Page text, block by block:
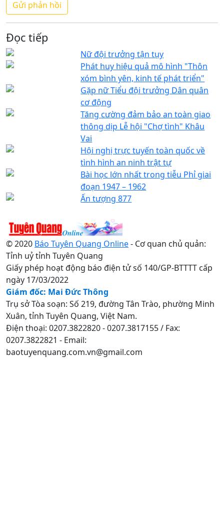
Đọc tiếp
Nữ đội trưởng tận tụy
Phát huy hiệu quả mô hình "Thôn
xóm bình yên, kinh tế phát triển"
Gặp nữ Tiểu đội trưởng Dân quân
cơ động
Tăng cường đảm bảo an toàn giao
thông dịp Lễ hội "Chợ tình" Khâu
Vai
Hội nghị trực tuyến toàn quốc về
tình hình an ninh trật tự
Bài học lớn nhất trong tiễu Phỉ giai
đoạn 1947 – 1962
Ấn tượng 877
© 2020 Báo Tuyên Quang Online- Cơ quan chủ quản:
Tỉnh uỷ tỉnh Tuyên Quang
Giấy phép hoạt động báo điện tử số 140/GP-BTTTT cấp
ngày 17/03/2022
Giám đốc: Mai Đức Thông
Trụ sở Tòa soạn: Số 219, đường Tân Trào, phường Minh
Xuân, tỉnh Tuyên Quang, Việt Nam.
Điện thoại: 0207.3822820 - 0207.3817155 / Fax:
0207.3822821 - Email:
baotuyenquang.com.vn@gmail.com